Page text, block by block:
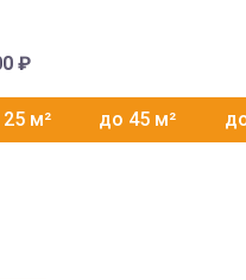
₽
м² до 45 м²